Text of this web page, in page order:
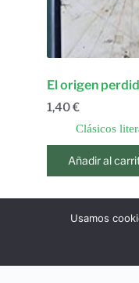
El origen
1,40€
Clásicos
Añadir al
Usamos